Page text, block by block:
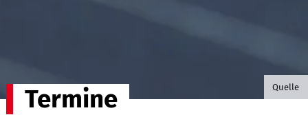
©B.G.
Quelle
Termine